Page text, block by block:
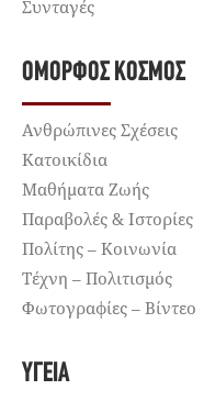
Συνταγές
ΌΜΟΡΦΟΣ ΚΌΣΜΟΣ
Ανθρώπινες Σχέσεις
Κατοικίδια
Μαθήματα Ζωής
Παραβολές & Ιστορίες
Πολίτης – Κοινωνία
Τέχνη – Πολιτισμός
Φωτογραφίες – Βίντεο
ΥΓΕΊΑ